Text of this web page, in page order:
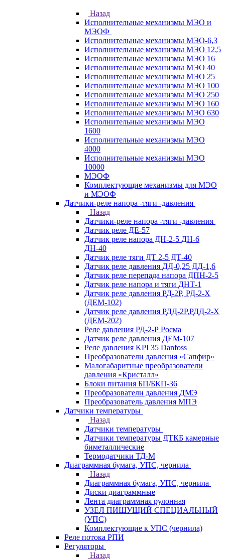
Назад
Исполнительные механизмы МЭО и
МЭОФ
Исполнительные механизмы МЭО-6,3
Исполнительные механизмы МЭО 12,5
Исполнительные механизмы МЭО 16
Исполнительные механизмы МЭО 40
Исполнительные механизмы МЭО 25
Исполнительные механизмы МЭО 100
Исполнительные механизмы МЭО 250
Исполнительные механизмы МЭО 160
Исполнительные механизмы МЭО 630
Исполнительные механизмы МЭО
1600
Исполнительные механизмы МЭО
4000
Исполнительные механизмы МЭО
10000
МЭОФ
Комплектующие механизмы для МЭО
и МЭОФ
Датчики-реле напора -тяги -давления
Назад
Датчики-реле напора -тяги -давления
Датчик реле ДЕ-57
Датчик реле напора ДН-2-5 ДН-6
ДН-40
Датчик реле тяги ДТ 2-5 ДТ-40
Датчик реле давления ДД-0,25 ДД-1,6
Датчик реле перепада напора ДПН-2-5
Датчик реле напора и тяги ДНТ-1
Датчик реле давления РД-2Р, РД-2-Х
(ДЕМ-102)
Датчик реле давления РДД-2Р,РДД-2-Х
(ДЕМ-202)
Реле давления РД-2-Р Росма
Датчик реле давления ДЕМ-107
Реле давления KPI 35 Danfoss
Преобразователи давления «Сапфир»
Малогабаритные преобразователи
давления «Кристалл»
Блоки питания БП/БКП-36
Преобразователи давления ДМЭ
Преобразователь давления МПЭ
Датчики температуры
Назад
Датчики температуры
Датчики температуры ДТКБ камерные
биметаллические
Термодатчики ТД-М
Диаграммная бумага, УПС, чернила
Назад
Диаграммная бумага, УПС, чернила
Диски диаграммные
Лента диаграммная рулонная
УЗЕЛ ПИШУЩИЙ СПЕЦИАЛЬНЫЙ
(УПС)
Комплектующие к УПС (чернила)
Реле потока РПИ
Регуляторы
Назад